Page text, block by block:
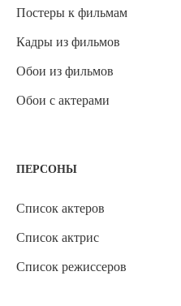
Постеры к фильмам
Кадры из фильмов
Обои из фильмов
Обои с актерами
ПЕРСОНЫ
Список актеров
Список актрис
Список режиссеров